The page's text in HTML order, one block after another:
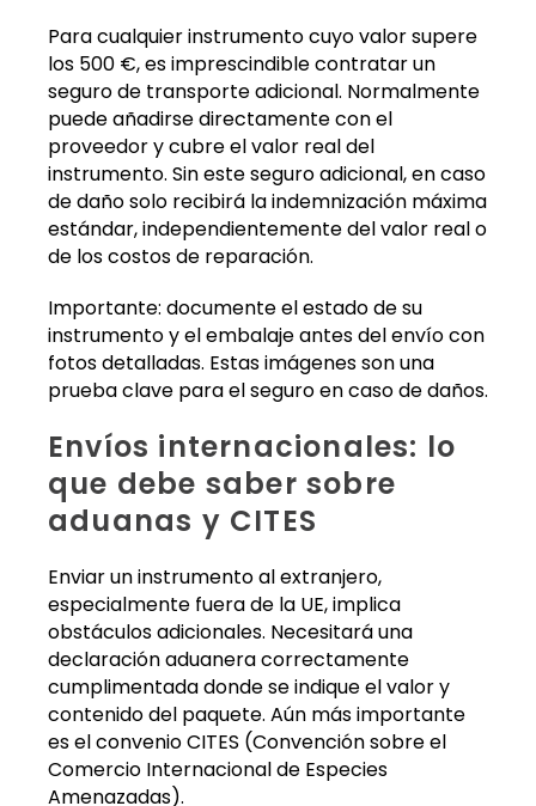
Para cualquier instrumento cuyo valor supere
los 500 €, es imprescindible contratar un
seguro de transporte adicional. Normalmente
puede añadirse directamente con el
proveedor y cubre el valor real del
instrumento. Sin este seguro adicional, en caso
de daño solo recibirá la indemnización máxima
estándar, independientemente del valor real o
de los costos de reparación.
Importante: documente el estado de su
instrumento y el embalaje antes del envío con
fotos detalladas. Estas imágenes son una
prueba clave para el seguro en caso de daños.
Envíos internacionales: lo
que debe saber sobre
aduanas y CITES
Enviar un instrumento al extranjero,
especialmente fuera de la UE, implica
obstáculos adicionales. Necesitará una
declaración aduanera correctamente
cumplimentada donde se indique el valor y
contenido del paquete. Aún más importante
es el convenio CITES (Convención sobre el
Comercio Internacional de Especies
Amenazadas).